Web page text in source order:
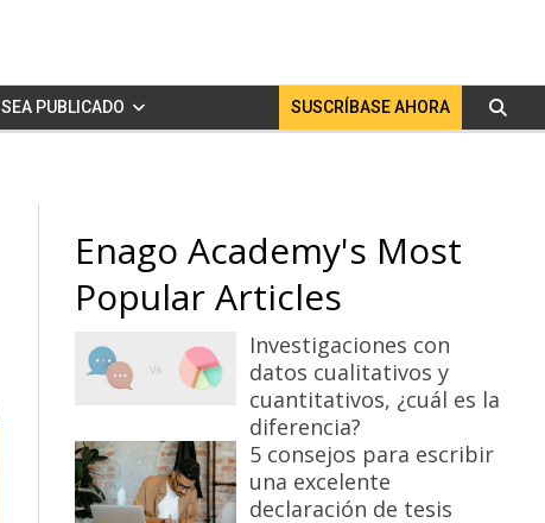
SUSCRÍBASE AHORA
SEA PUBLICADO
Enago Academy's Most
Popular Articles
Investigaciones con
datos cualitativos y
cuantitativos, ¿cuál es la
diferencia?
5 consejos para escribir
una excelente
declaración de tesis